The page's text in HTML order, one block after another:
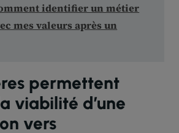
identifier un métier
mes valeurs après un
permettent
viabilité d’une
vers